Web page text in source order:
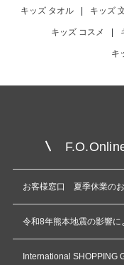
キッズ タオル キッズ
キッズ コスメ
キ
お客様窓口 夏季休業の
令和8年熊本地震の影響
International SHOPPING